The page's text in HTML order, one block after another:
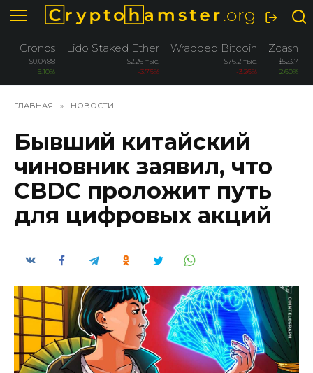
Перейти
содержанию
Cronos
$0.0488
5.10%
Lido Staked Ether
$2.26 тыс.
-3.76%
Wrapped Bitcoin
$76.2 тыс.
-3.26%
Zcash
$523.7
2.60%
ГЛАВНАЯ » НОВОСТИ
Бывший китайский
чиновник заявил, что
CBDC проложит путь
для цифровых акций